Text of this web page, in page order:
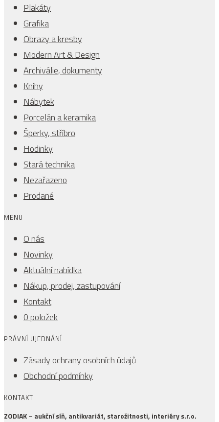
Plakáty
Grafika
Obrazy a kresby
Modern Art & Design
Archiválie, dokumenty
Knihy
Nábytek
Porcelán a keramika
Šperky, stříbro
Hodinky
Stará technika
Nezařazeno
Prodané
MENU
O nás
Novinky
Aktuální nabídka
Nákup, prodej, zastupování
Kontakt
0 položek
PRÁVNÍ UJEDNÁNÍ
Zásady ochrany osobních údajů
Obchodní podmínky
KONTAKT
ZODIAK – aukční síň, antikvariát, starožitnosti, interiéry s.r.o.